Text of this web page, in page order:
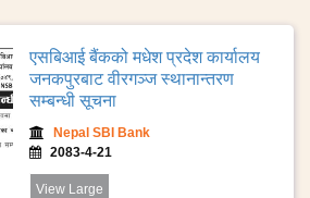
एसबिआई बैंकको मधेश प्रदेश कार्यालय
जनकपुरबाट वीरगञ्ज स्थानान्तरण
सम्बन्धी सूचना
Nepal SBI Bank
2083-4-21
View Large